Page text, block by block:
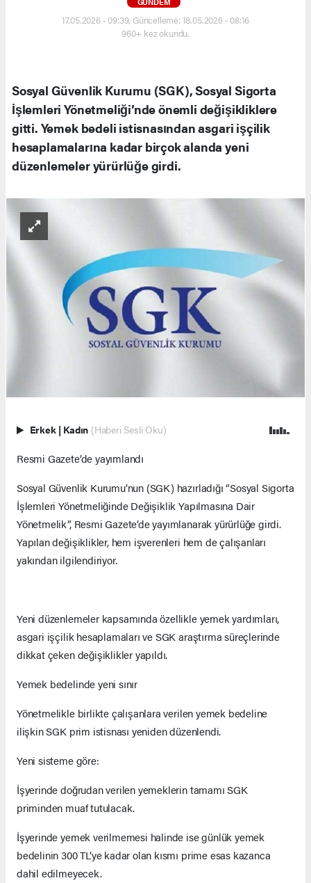
17.05.2026 - 09:39, Güncelleme: 18.05.2026 - 08:16
960+ kez okundu.
Sosyal Güvenlik Kurumu (SGK), Sosyal Sigorta
İşlemleri Yönetmeliği’nde önemli değişikliklere
gitti. Yemek bedeli istisnasından asgari işçilik
hesaplamalarına kadar birçok alanda yeni
düzenlemeler yürürlüğe girdi.
Erkek | Kadın (Haberi Sesli Oku)
Resmi Gazete’de yayımlandı
Sosyal Güvenlik Kurumu’nun (SGK) hazırladığı “Sosyal Sigorta
İşlemleri Yönetmeliğinde Değişiklik Yapılmasına Dair
Yönetmelik”, Resmi Gazete’de yayımlanarak yürürlüğe girdi.
Yapılan değişiklikler, hem işverenleri hem de çalışanları
yakından ilgilendiriyor.
Yeni düzenlemeler kapsamında özellikle yemek yardımları,
asgari işçilik hesaplamaları ve SGK araştırma süreçlerinde
dikkat çeken değişiklikler yapıldı.
Yemek bedelinde yeni sınır
Yönetmelikle birlikte çalışanlara verilen yemek bedeline
ilişkin SGK prim istisnası yeniden düzenlendi.
Yeni sisteme göre:
İşyerinde doğrudan verilen yemeklerin tamamı SGK
priminden muaf tutulacak.
İşyerinde yemek verilmemesi halinde ise günlük yemek
bedelinin 300 TL’ye kadar olan kısmı prime esas kazanca
dahil edilmeyecek.